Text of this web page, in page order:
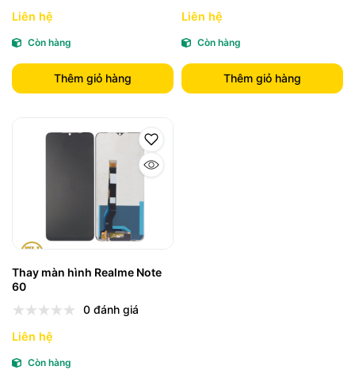
Liên hệ
Còn hàng
Thêm giỏ hàng
Liên hệ
Còn hàng
Thêm giỏ hàng
Thay màn hình Realme Note
60
0 đánh giá
Liên hệ
Còn hàng